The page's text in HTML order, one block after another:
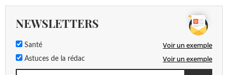
NEWSLETTERS
Santé Voir un exemple
Astuces de la rédac Voir un exemple